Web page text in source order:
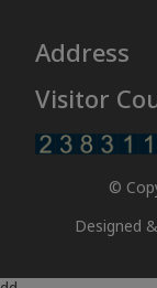
Address
Visitor
©
Designed